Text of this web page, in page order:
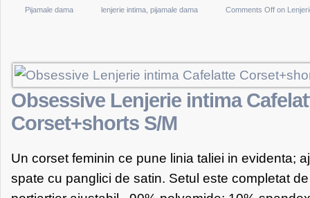
Pijamale dama lenjerie intima pijamale dama Comments Off on
Obsessive Lenjerie intima
Corset+shorts S/M
Un corset feminin ce pune linia taliei in evidenta;
spate cu panglici de satin. Setul este completat